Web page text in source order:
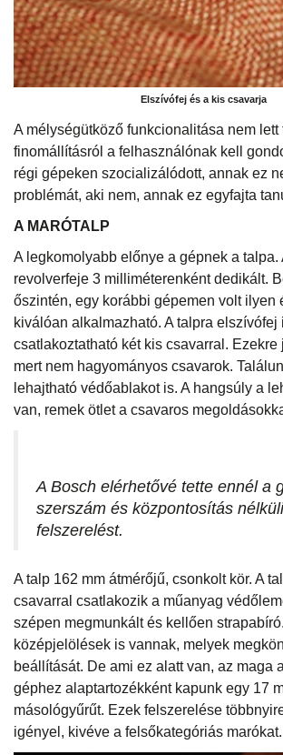
Elszívófej és a kis csavarja
A mélységütköző funkcionalitása nem lett
finomállításról a felhasználónak kell
régi gépeken szocializálódott, annak ez
problémát, aki nem, annak ez egyfajta
A MARÓTALP
A legkomolyabb előnye a gépnek a talpa.
revolverfeje 3 milliméterenként dedikált.
őszintén, egy korábbi gépemen volt ilyen
kiválóan alkalmazható. A talpra elszívófej
csatlakoztatható két kis csavarral. Ezekre
mert nem hagyományos csavarok.
lehajtható védőablakot is. A hangsúly a
van, remek ötlet a csavaros
A Bosch elérhetővé tette ennél a
szerszám és központosítás nélküli
felszerelést.
A talp 162 mm átmérőjű, csonkolt kör. A
csavarral csatlakozik a műanyag
szépen megmunkált és kellően
középjelölések is vannak, melyek
beállítását. De ami ez alatt van, az maga
géphez alaptartozékként kapunk egy 17
másológyűrűt. Ezek felszerelése
igényel, kivéve a felsőkategóriás marókat.